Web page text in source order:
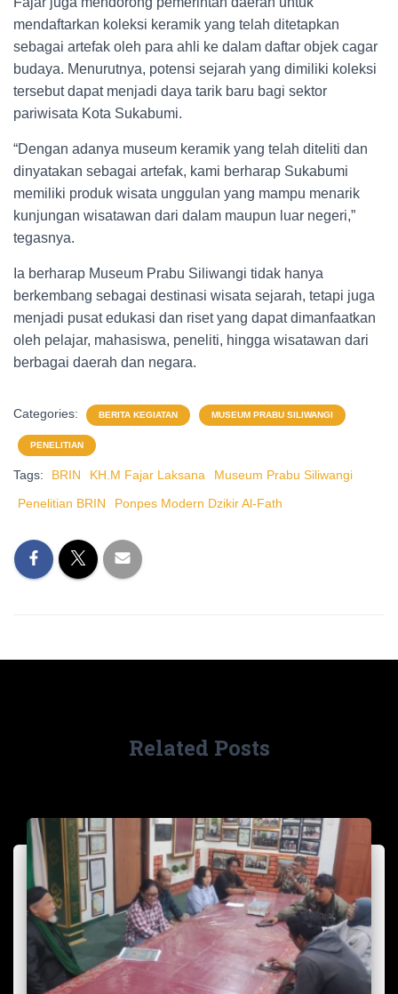
mendaftarkan koleksi keramik yang telah ditetapkan
sebagai artefak oleh para ahli ke dalam daftar objek cagar
budaya. Menurutnya, potensi sejarah yang dimiliki koleksi
tersebut dapat menjadi daya tarik baru bagi sektor
pariwisata Kota Sukabumi.
“Dengan adanya museum keramik yang telah diteliti dan
dinyatakan sebagai artefak, kami berharap Sukabumi
memiliki produk wisata unggulan yang mampu menarik
kunjungan wisatawan dari dalam maupun luar negeri,”
tegasnya.
Ia berharap Museum Prabu Siliwangi tidak hanya
berkembang sebagai destinasi wisata sejarah, tetapi juga
menjadi pusat edukasi dan riset yang dapat dimanfaatkan
oleh pelajar, mahasiswa, peneliti, hingga wisatawan dari
berbagai daerah dan negara.
Categories: BERITA KEGIATAN MUSEUM PRABU SILIWANGI
PENELITIAN
Tags: BRIN KH.M Fajar Laksana
Museum Prabu Siliwangi
Penelitian BRIN
Ponpes Modern Dzikir Al-Fath
Related Posts